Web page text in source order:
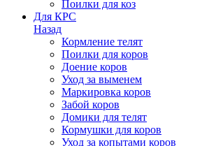
Поилки для коз
Для КРС
Назад
Кормление телят
Поилки для коров
Доение коров
Уход за выменем
Маркировка коров
Забой коров
Домики для телят
Кормушки для коров
Уход за копытами коров